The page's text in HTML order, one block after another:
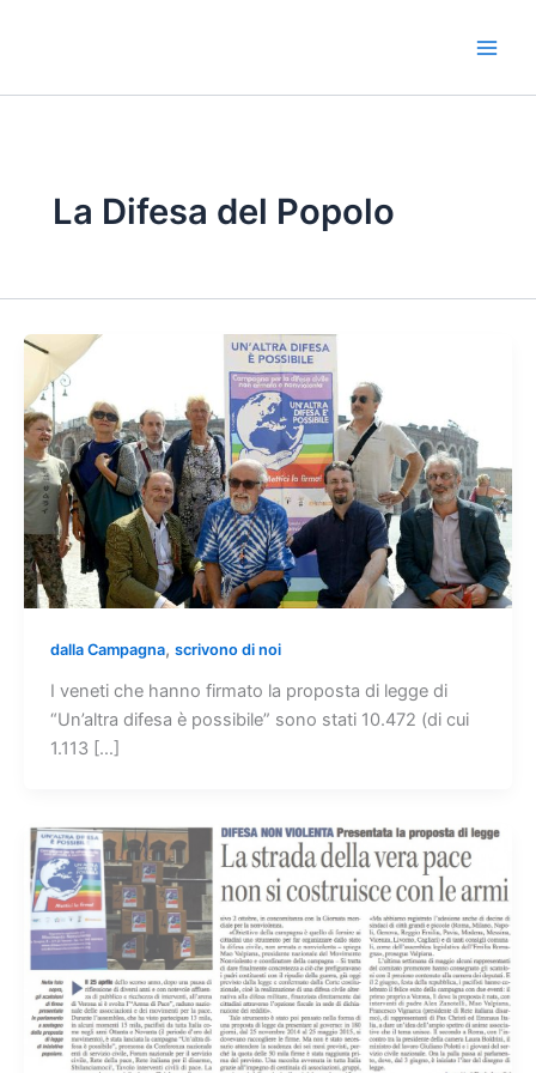
La Difesa del Popolo
dalla Campagna, scrivono di noi
I veneti che hanno firmato la proposta di legge di
“Un’altra difesa è possibile” sono stati 10.472 (di cui
1.113 […]